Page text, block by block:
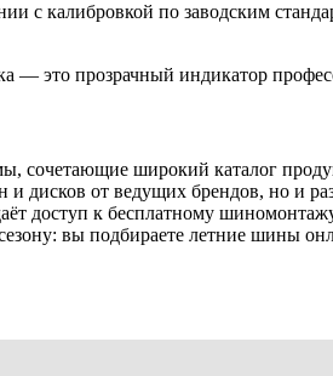
с калибровкой по заводским
— это прозрачный индикатор
сочетающие широкий каталог
и дисков от ведущих брендов, но и
доступ к бесплатному
вы подбираете летние шины